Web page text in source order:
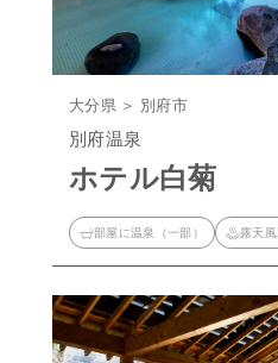
大分県 ＞ 別府市
別府温泉
ホテル白菊
部屋に温泉（一部） 露天